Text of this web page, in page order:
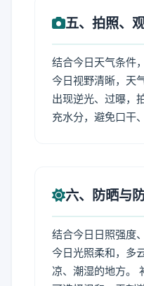
五、拍照、
结合今日天气条件
今日视野清晰，天
出现逆光、过曝，
充水分，避免口干
六、防晒与
结合今日日照强度
今日光照柔和，多
凉、潮湿的地方。